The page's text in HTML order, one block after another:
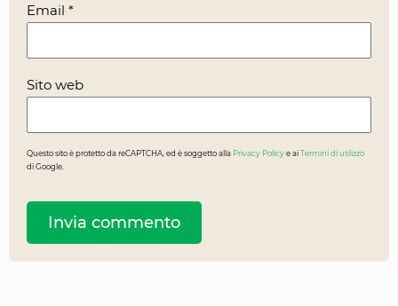
Email *
Sito web
Questo sito è protetto da reCAPTCHA, ed è soggetto alla Privacy Policy e ai Termini di utilizzo
di Google.